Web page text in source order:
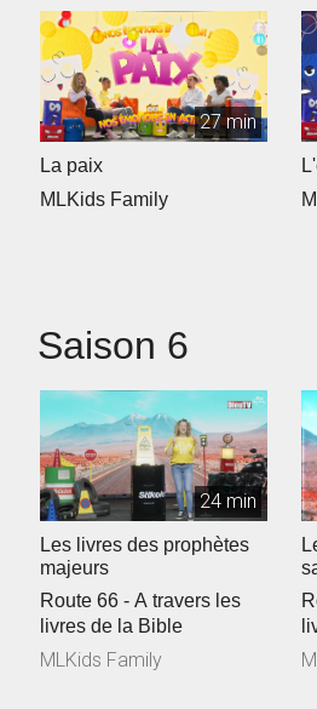
27 min
La paix
MLKids Family
Saison 6
24 min
Les livres des prophètes
majeurs
Route 66 - A travers les
livres de la Bible
MLKids Family